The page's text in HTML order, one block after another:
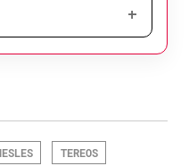
TEREOS